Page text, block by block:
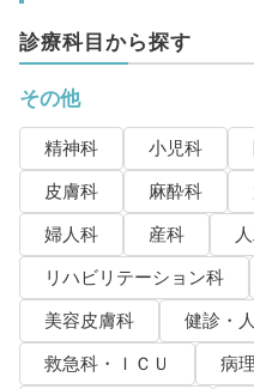
診療科目から探す
その他
精神科 小児科
皮膚科
麻酔科
婦人科
産科
リハビリテーション科
美容皮膚科
健診・
救急科・ＩＣＵ
病